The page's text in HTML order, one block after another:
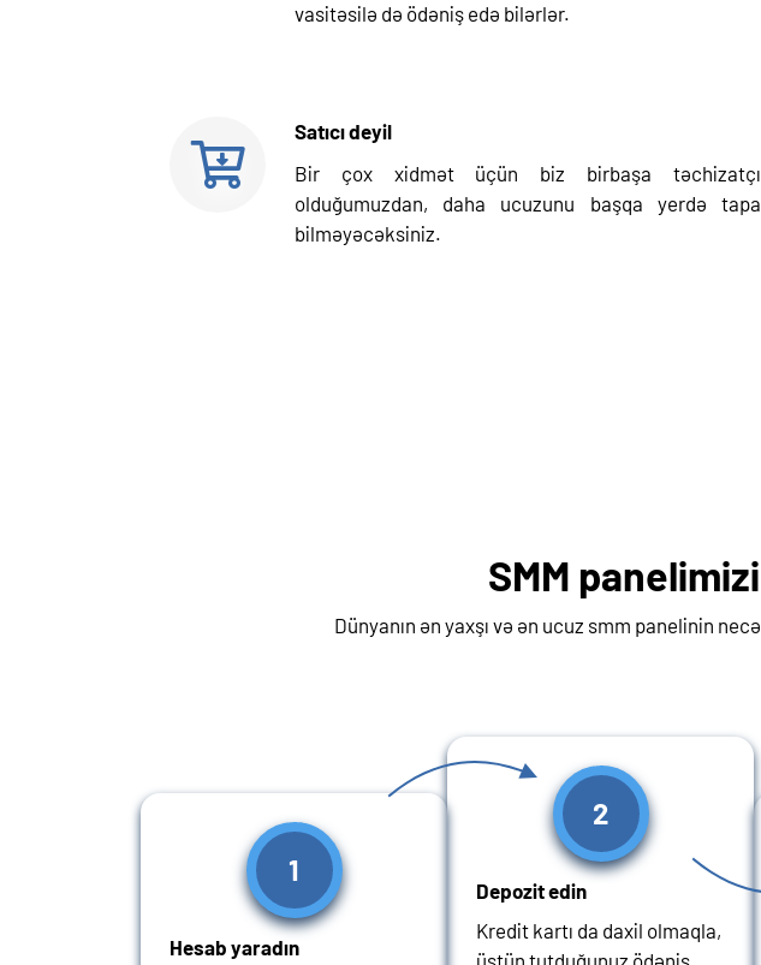
vasitəsilə də ödəniş edə bilərlər.
Satıcı deyil
Bir çox xidmət üçün biz birbaşa təchizatçı
olduğumuzdan, daha ucuzunu başqa yerdə tapa
bilməyəcəksiniz.
SMM
Dünyanın ən yaxşı və ən ucuz smm panelinin
1
Hesab yaradın
2
Depozit edin
Kredit kartı da daxil olmaqla,
üstün tutduğunuz ödəniş